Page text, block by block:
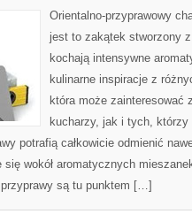
Orientalno-przyprawowy
jest to zakątek stworzony
kochają intensywne
kulinarne inspiracje z
która może zainteresować
kucharzy, jak i tych, którzy
potrafią całkowicie odmienić
wokół aromatycznych
są tu punktem […]